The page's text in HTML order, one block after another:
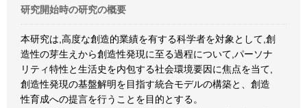
研究開始時の研究の概要
本研究は,高度な創造的業績を有する科学者を対象として,創
造性の芽生えから創造性発現に至る過程について,パーソナ
リティ特性と生活史を内包する社会環境要因に焦点を当て,
創造性発現の基盤解明を目指す統合モデルの構築と、創造
性育成への提言を行うことを目的とする。